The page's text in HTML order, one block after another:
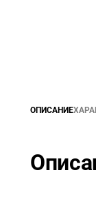
ОПИСАНИЕ